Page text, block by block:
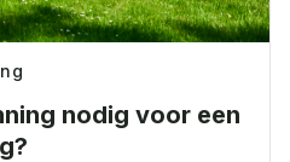
nodig voor een